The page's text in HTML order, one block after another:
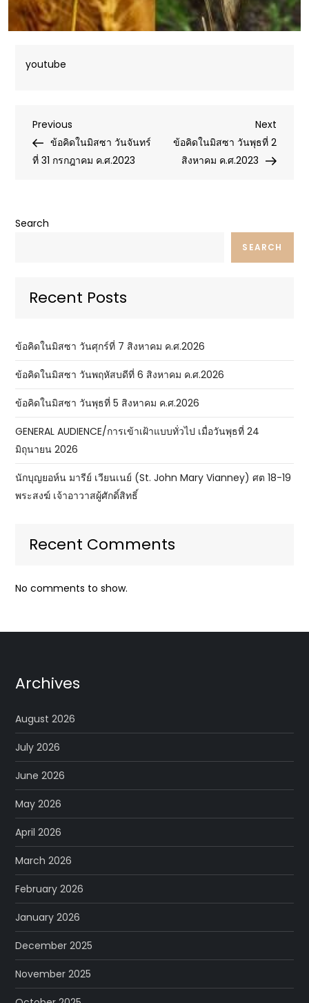
youtube
Post
navigation
Previous
Post
Previous
ข้อคิดในมิสซา วันจันทร์
ที่ 31 กรกฎาคม ค.ศ.2023
Next
Post
Next
ข้อคิดในมิสซา วันพุธที่ 2
สิงหาคม ค.ศ.2023
Search
SEARCH
Recent Posts
ข้อคิดในมิสซา วันศุกร์ที่ 7 สิงหาคม ค.ศ.2026
ข้อคิดในมิสซา วันพฤหัสบดีที่ 6 สิงหาคม ค.ศ.2026
ข้อคิดในมิสซา วันพุธที่ 5 สิงหาคม ค.ศ.2026
GENERAL AUDIENCE/การเข้าเฝ้าแบบทั่วไป เมื่อวันพุธที่ 24
มิถุนายน 2026
นักบุญยอห์น มารีย์ เวียนเนย์ (St. John Mary Vianney) ศต 18-19
พระสงฆ์ เจ้าอาวาสผู้ศักดิ์สิทธิ์
Recent Comments
No comments to show.
Archives
August 2026
July 2026
June 2026
May 2026
April 2026
March 2026
February 2026
January 2026
December 2025
November 2025